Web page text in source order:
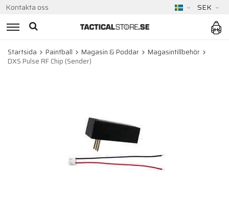
Kontakta oss SEK
Startsida Paintball Magasin & Poddar
Magasintillbehör
DXS Pulse RF Chip (Sender)